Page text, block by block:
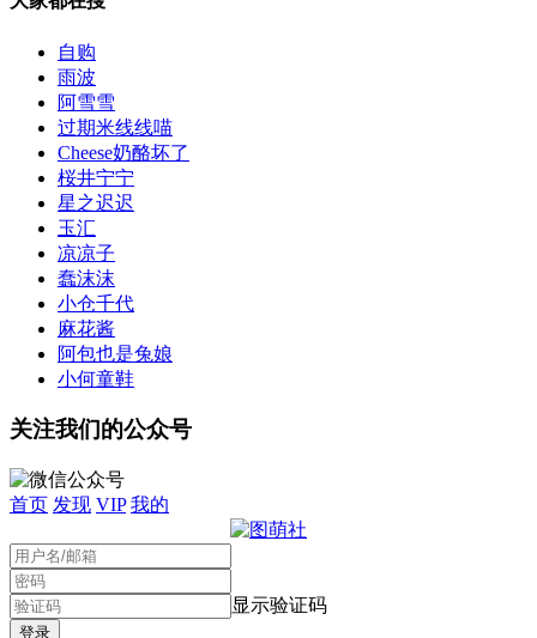
自购
雨波
阿雪雪
过期米线线喵
Cheese奶酪坏了
桜井宁宁
星之迟迟
玉汇
凉凉子
蠢沫沫
小仓千代
麻花酱
阿包也是兔娘
小何童鞋
关注我们的公众号
首页 发现 VIP 我的
显示验证码